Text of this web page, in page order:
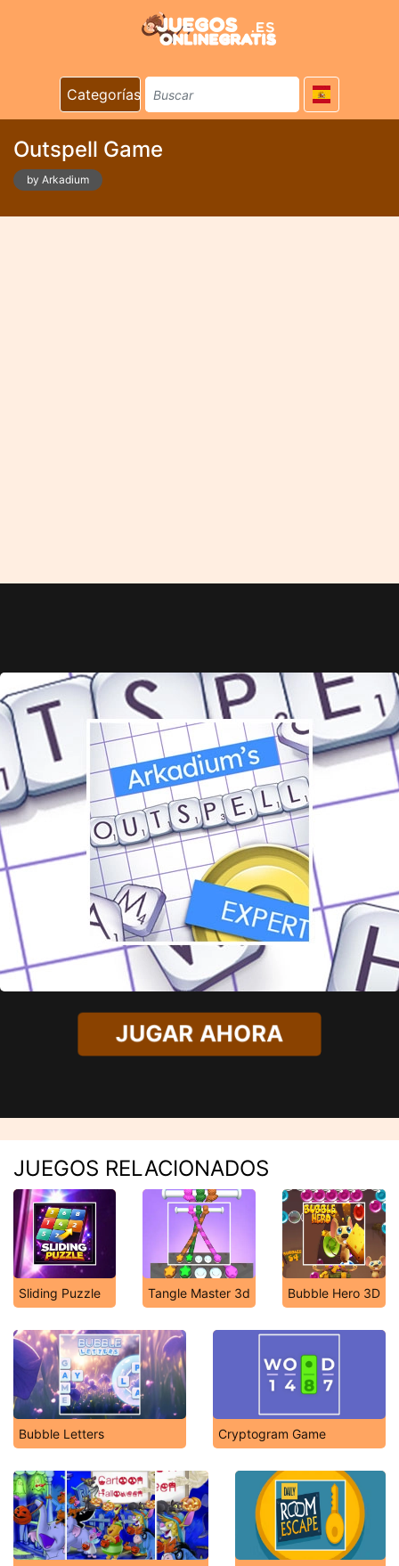
Categorías
Outspell Game
by Arkadium
JUGAR AHORA
JUEGOS RELACIONADOS
Sliding Puzzle Tangle Master 3d Bubble Hero 3D
Bubble Letters Cryptogram Game